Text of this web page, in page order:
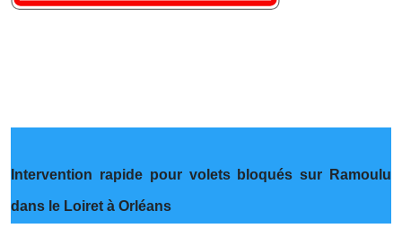
Intervention rapide pour volets bloqués sur Ramoulu
dans le Loiret à Orléans